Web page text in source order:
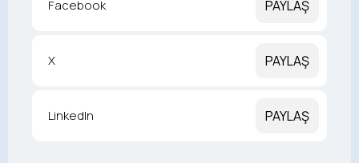
Facebook PAYLAŞ
X PAYLAŞ
LinkedIn PAYLAŞ